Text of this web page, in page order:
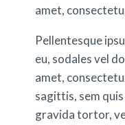
amet,
Pellentesque
eu, sodales vel
amet,
sagittis, sem
gravida tortor,